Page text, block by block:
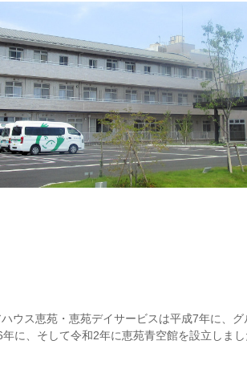
ウス恵苑・恵苑デイサービスは平成7年に、
に、そして令和2年に恵苑青空館を設立しまし